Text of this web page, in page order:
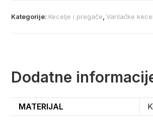
Kategorije: Kecelje i pregače,Varilačke
Dodatne
MATERIJAL